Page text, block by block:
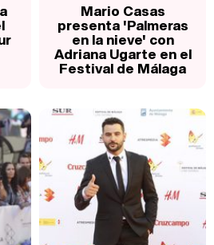
Mario Casas
presenta 'Palmeras
en la nieve' con
Adriana Ugarte en el
Festival de Málaga